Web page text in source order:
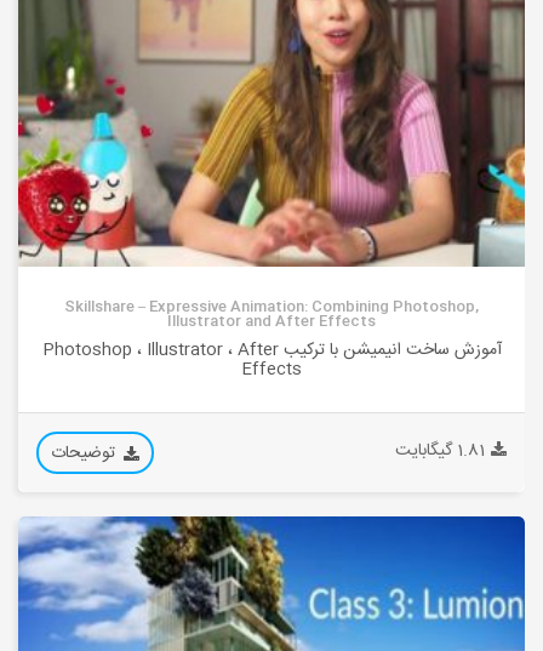
Skillshare – Expressive Animation: Combining Photoshop,
Illustrator and After Effects
آموزش ساخت انیمیشن با ترکیب Photoshop ، Illustrator ، After
Effects
1.81 گیگابایت توضیحات